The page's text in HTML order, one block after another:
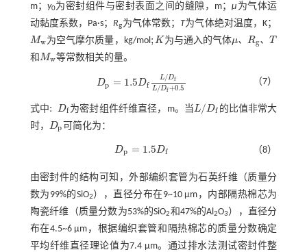
m； y0为密封组件与密封表面之间的缝隙，m；μ 为气体运
动黏度系数，Pa·s；Rg为气体常数；T为气体绝对温度，K；
Mw
Mw 为空气摩尔质量，kg/mol; K
; K 为与通入的气体μ、 Rg、T
μ、 Rg、 T
和 Mw
Mw等常数相关的量。
Dp = 1.5Df
L/Df
L/Df +0.5
Dp= 1.5 DfL/Df L/Df+0.5 （7）
式中: Df
: Df 为密封组件纤维直径，m。当L/Df
L/Df
的比值非常大
时，
Dp
Dp 可简化为：
Dp = 1.5 Df
Dp= 1.5 Df （8）
由密封件的结构可知，外部编织套管为石英纤维（质量分
数为99%的SiO2），直径分布在9~10 μm，内部隔热棉芯为
陶瓷纤维（质量分数为53%的SiO2和47%的Al2O3），直径分
布在4.5~6 μm，根据编织套管和隔热棉芯的质量分数确定
平均纤维直径理论值为7.4 μm。通过排水法测试密封件整